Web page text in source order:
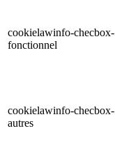
cookielawinfo-checbox-
fonctionnel
cookielawinfo-checbox-
autres